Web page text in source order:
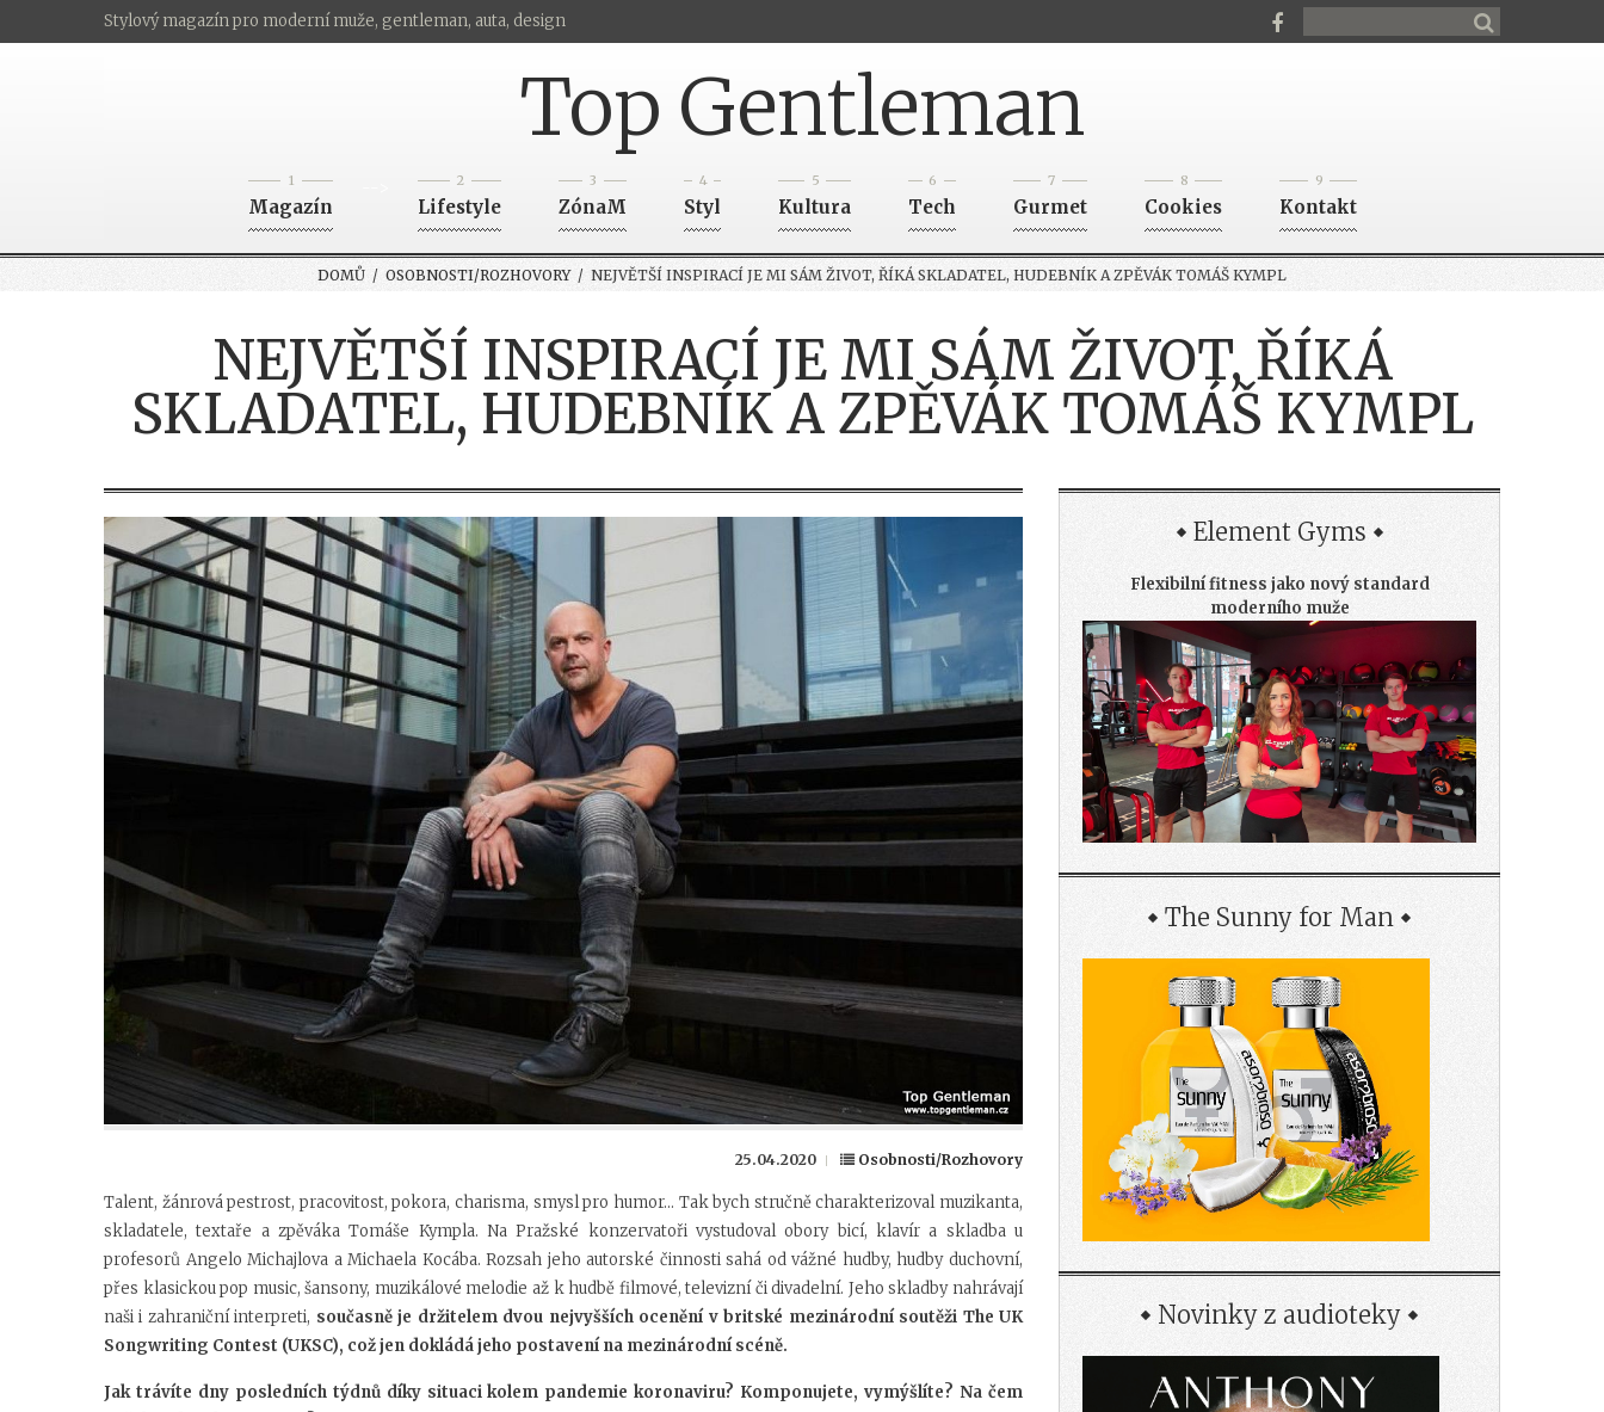
Stylový magazín pro moderní muže, gentleman, auta, design
Top Gentleman
1
Magazín
2
Lifestyle
3
ZónaM
4
Styl
5
Kultura
6
Tech
7
Gurmet
8
Cookies
9
Kontakt
DOMŮ / OSOBNOSTI/ROZHOVORY/ NEJVĚTŠÍ INSPIRACÍ JE MI SÁM ŽIVOT, ŘÍKÁ SKLADATEL, HUDEBNÍK A ZPĚVÁK TOMÁŠ KYMPL
NEJVĚTŠÍ INSPIRACÍ JE MI SÁM ŽIVOT, ŘÍKÁ
SKLADATEL, HUDEBNÍK A ZPĚVÁK TOMÁŠ KYMPL
25.04.2020 Osobnosti/Rozhovory
Talent, žánrová pestrost, pracovitost, pokora, charisma, smysl pro humor... Tak bych stručně charakterizoval muzikanta,
skladatele, textaře a zpěváka Tomáše Kympla. Na Pražské konzervatoři vystudoval obory bicí, klavír a skladba u
profesorů Angelo Michajlova a Michaela Kocába. Rozsah jeho autorské činnosti sahá od vážné hudby, hudby duchovní,
přes klasickou pop music, šansony, muzikálové melodie až k hudbě filmové, televizní či divadelní. Jeho skladby nahrávají
naši i zahraniční interpreti, současně je držitelem dvou nejvyšších ocenění v britské mezinárodní soutěži The UK
Songwriting Contest (UKSC), což jen dokládá jeho postavení na mezinárodní scéně.
Jak trávíte dny posledních týdnů díky situaci kolem pandemie koronaviru? Komponujete, vymýšlíte? Na čem
Element Gyms
Flexibilní fitness jako nový standard
moderního muže
The Sunny for Man
Novinky z audioteky